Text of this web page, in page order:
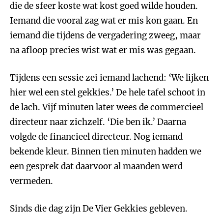
die de sfeer koste wat kost goed wilde houden.
Iemand die vooral zag wat er mis kon gaan. En
iemand die tijdens de vergadering zweeg, maar
na afloop precies wist wat er mis was gegaan.
Tijdens een sessie zei iemand lachend: ‘We lijken
hier wel een stel gekkies.’ De hele tafel schoot in
de lach. Vijf minuten later wees de commercieel
directeur naar zichzelf. ‘Die ben ik.’ Daarna
volgde de financieel directeur. Nog iemand
bekende kleur. Binnen tien minuten hadden we
een gesprek dat daarvoor al maanden werd
vermeden.
Sinds die dag zijn De Vier Gekkies gebleven.